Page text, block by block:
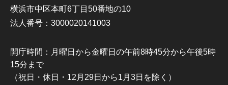
横浜市中区本町6丁目50番地の10
法人番号：3000020141003
開庁時間：月曜日から金曜日の午前8時45分から午後5時
15分まで
（祝日・休日・12月29日から1月3日を除く）